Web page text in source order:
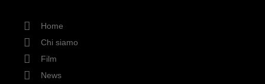
Home
Chi siamo
Film
News